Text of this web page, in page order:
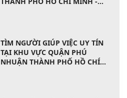
TÌM NGƯỜI GIÚP VIỆC UY TÍN
TẠI KHU VỰC QUẬN PHÚ
NHUẬN THÀNH PHỐ HỒ CHÍ